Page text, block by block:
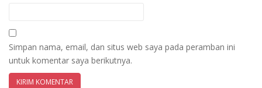
Simpan nama, email, dan situs web saya pada peramban ini
untuk komentar saya berikutnya.